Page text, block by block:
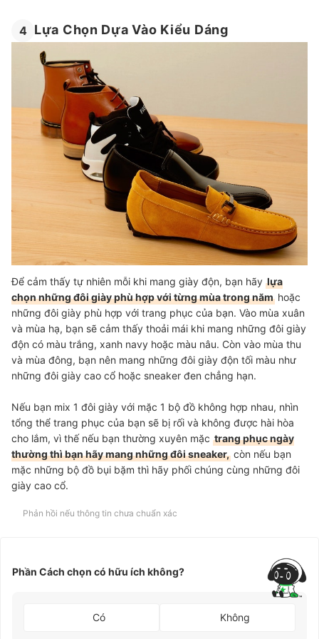
4 Lựa Chọn Dựa Vào Kiểu Dáng
Để cảm thấy tự nhiên mỗi khi mang giày độn, bạn hãy lựa
chọn những đôi giày phù hợp với từng mùa trong năm hoặc
những đôi giày phù hợp với trang phục của bạn. Vào mùa xuân
và mùa hạ, bạn sẽ cảm thấy thoải mái khi mang những đôi giày
độn có màu trắng, xanh navy hoặc màu nâu. Còn vào mùa thu
và mùa đông, bạn nên mang những đôi giày độn tối màu như
những đôi giày cao cổ hoặc sneaker đen chẳng hạn.
Nếu bạn mix 1 đôi giày với mặc 1 bộ đồ không hợp nhau, nhìn
tổng thể trang phục của bạn sẽ bị rối và không được hài hòa
cho lắm, vì thế nếu bạn thường xuyên mặc trang phục ngày
thường thì bạn hãy mang những đôi sneaker, còn nếu bạn
mặc những bộ đồ bụi bặm thì hãy phối chúng cùng những đôi
giày cao cổ.
Phản hồi nếu thông tin chưa chuẩn xác
Phần Cách chọn có hữu ích không?
Có Không